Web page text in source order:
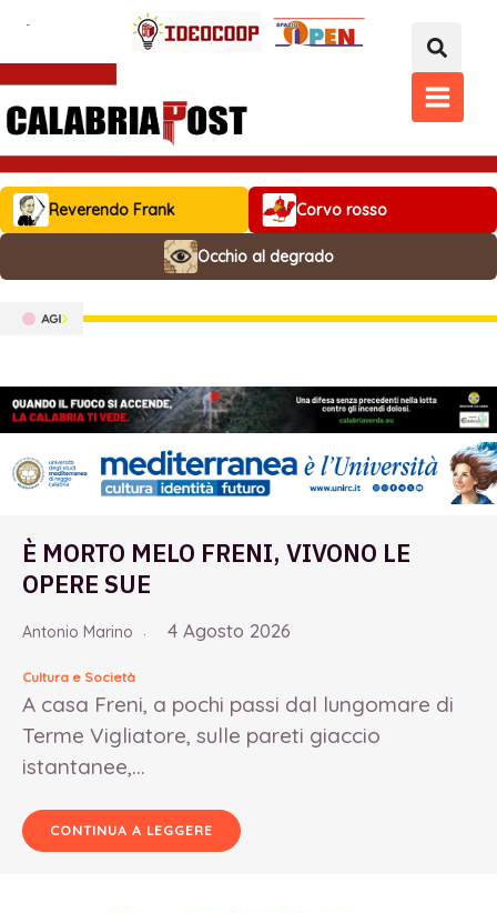
contenuto
MAIN
MENU
Reverendo Frank Corvo rosso
Occhio al degrado
È MORTO MELO FRENI, VIVONO LE
OPERE SUE
Antonio Marino 4 Agosto 2026
Cultura e Società
A casa Freni, a pochi passi dal lungomare di
Terme Vigliatore, sulle pareti giaccio
istantanee,...
CONTINUA A LEGGERE